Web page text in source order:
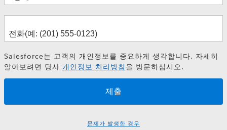
Salesforce는 고객의 개인정보를 중요하게 생각합니다. 자세히
알아보려면 당사 개인정보 처리방침 을 방문하십시오.
문제가 발생한 경우